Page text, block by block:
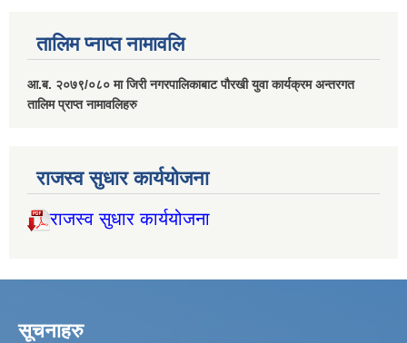
तालिम प्नाप्त नामावलि
आ.ब. २०७९/०८० मा जिरी नगरपालिकाबाट पौरखी युवा कार्यक्रम अन्तरगत
तालिम प्राप्त नामावलिहरु
राजस्व सुधार कार्ययोजना
राजस्व सुधार कार्ययोजना
सूचनाहरु